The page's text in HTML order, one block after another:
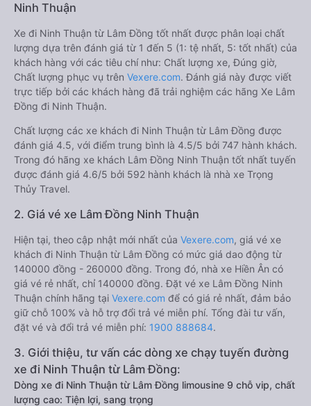
Ninh Thuận
Xe đi Ninh Thuận từ Lâm Đồng tốt nhất được phân loại chất
lượng dựa trên đánh giá từ 1 đến 5 (1: tệ nhất, 5: tốt nhất) của
khách hàng với các tiêu chí như: Chất lượng xe, Đúng giờ,
Chất lượng phục vụ trên Vexere.com. Đánh giá này được viết
trực tiếp bởi các khách hàng đã trải nghiệm các hãng Xe Lâm
Đồng đi Ninh Thuận.
Chất lượng các xe khách đi Ninh Thuận từ Lâm Đồng được
đánh giá 4.5, với điểm trung bình là 4.5/5 bởi 747 hành khách.
Trong đó hãng xe khách Lâm Đồng Ninh Thuận tốt nhất tuyến
được đánh giá 4.6/5 bởi 592 hành khách là nhà xe Trọng
Thủy Travel.
2. Giá vé xe Lâm Đồng Ninh Thuận
Hiện tại, theo cập nhật mới nhất của Vexere.com, giá vé xe
khách đi Ninh Thuận từ Lâm Đồng có mức giá dao động từ
140000 đồng - 260000 đồng. Trong đó, nhà xe Hiền Ân có
giá vé rẻ nhất, chỉ 140000 đồng. Đặt vé xe Lâm Đồng Ninh
Thuận chính hãng tại Vexere.com để có giá rẻ nhất, đảm bảo
giữ chỗ 100% và hỗ trợ đổi trả vé miễn phí. Tổng đài tư vấn,
đặt vé và đổi trả vé miễn phí: 1900 888684.
3. Giới thiệu, tư vấn các dòng xe chạy tuyến đường
xe đi Ninh Thuận từ Lâm Đồng:
Dòng xe đi Ninh Thuận từ Lâm Đồng limousine 9 chỗ vip, chất
lượng cao: Tiện lợi, sang trọng